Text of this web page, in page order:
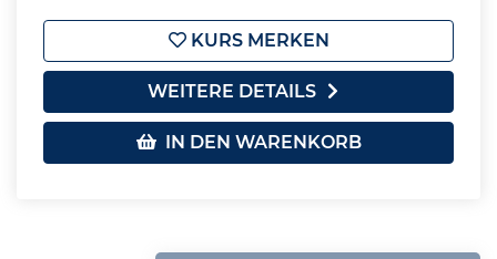
KURS MERKEN
WEITERE DETAILS
IN DEN WARENKORB